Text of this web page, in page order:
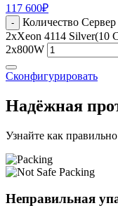
117 600₽
-
Количество
2xXeon 4114 Silver(10
2x800W
Сконфигурировать
Надёжная
Узнайте как
Неправильная